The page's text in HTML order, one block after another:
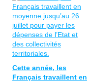
Cette année, les
Français travaillent en